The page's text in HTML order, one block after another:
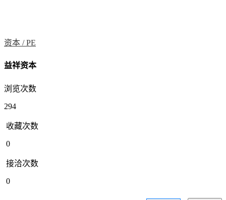
资本 /PE
益祥资本
浏览次数
294
收藏次数
0
接洽次数
0